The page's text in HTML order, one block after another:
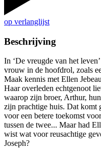
op verlanglijst
Beschrijving
In ‘De vreugde van het
vrouw in de hoofdrol, zoals
Maak kennis met Ellen
Haar overleden echtgenoot
waarop zijn broer, Arthur,
zijn prachtige huis. Dat komt
voor een betere toekomst
tussen de twee... Maar had
wist wat voor reusachtige
Joseph?